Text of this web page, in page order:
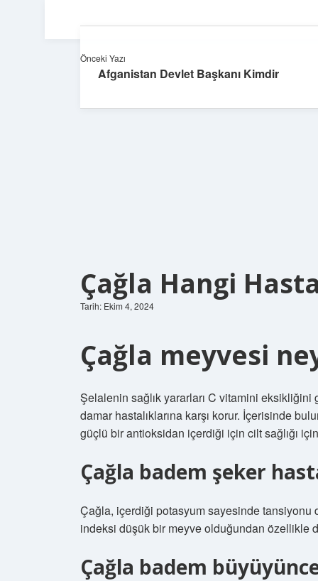
Çağla Hangi
Tarih: Ekim 4, 2024
Çağla meyvesi
Şelalenin sağlık yararları C vitamini
damar hastalıklarına karşı korur. İçerisinde
güçlü bir antioksidan içerdiği için cilt sağlığı
Çağla badem şeker
Çağla, içerdiği potasyum sayesinde
indeksi düşük bir meyve olduğundan özellikle
Çağla badem
Önceki Yazı
Afganistan Devlet Başkanı Kimdir